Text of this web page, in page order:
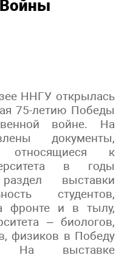
ННГУ открылась
75-летию Победы
войне. На
документы,
относящиеся к
в годы
выставки
студентов,
фронте и в тылу,
– биологов,
физиков в Победу
На выставке